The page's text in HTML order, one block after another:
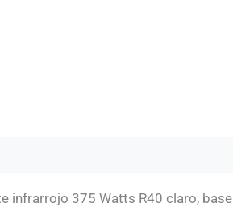
infrarrojo 375 Watts R40 claro,